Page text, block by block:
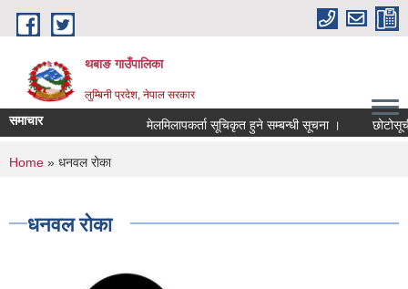
Skip to main content
थबाङ गाउँपालिका
लुम्बिनी प्रदेश, नेपाल सरकार
समाचार मेलमिलापकर्ता सूचिकृत हुने सम्बन्धी सूचना । छोटोसूची
You are here
Home » धनवल रोका
धनवल रोका